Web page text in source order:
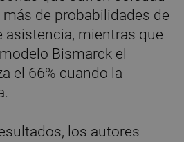
de probabilidades de
asistencia, mientras que
Bismarck el
el 66% cuando la
los autores